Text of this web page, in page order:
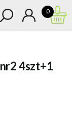
0
4szt+1